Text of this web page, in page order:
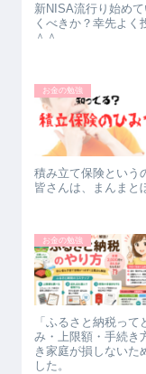
新NISA流行り始め
くべきか？幸先よく
＾＾
お金の勉強
積み立て保険という
皆さんは、まんまと
お金の勉強
「ふるさと納税っ
み・上限額・手続き
き家庭が損しないた
した。